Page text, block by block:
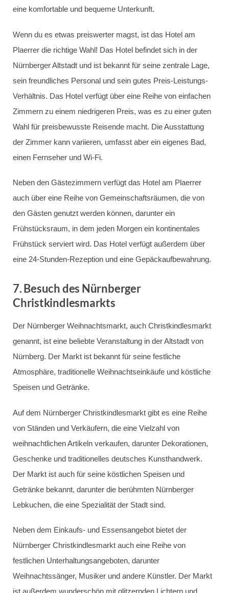
eine komfortable und bequeme Unterkunft.
Wenn du es etwas preiswerter magst, ist das Hotel am
Plaerrer die richtige Wahl! Das Hotel befindet sich in der
Nürnberger Altstadt und ist bekannt für seine zentrale Lage,
sein freundliches Personal und sein gutes Preis-Leistungs-
Verhältnis. Das Hotel verfügt über eine Reihe von einfachen
Zimmern zu einem niedrigeren Preis, was es zu einer guten
Wahl für preisbewusste Reisende macht. Die Ausstattung
der Zimmer kann variieren, umfasst aber ein eigenes Bad,
einen Fernseher und Wi-Fi.
Neben den Gästezimmern verfügt das Hotel am Plaerrer
auch über eine Reihe von Gemeinschaftsräumen, die von
den Gästen genutzt werden können, darunter ein
Frühstücksraum, in dem jeden Morgen ein kontinentales
Frühstück serviert wird. Das Hotel verfügt außerdem über
eine 24-Stunden-Rezeption und eine Gepäckaufbewahrung.
7.Besuch des Nürnberger
Christkindlesmarkts
Der Nürnberger Weihnachtsmarkt, auch Christkindlesmarkt
genannt, ist eine beliebte Veranstaltung in der Altstadt von
Nürnberg. Der Markt ist bekannt für seine festliche
Atmosphäre, traditionelle Weihnachtseinkäufe und köstliche
Speisen und Getränke.
Auf dem Nürnberger Christkindlesmarkt gibt es eine Reihe
von Ständen und Verkäufern, die eine Vielzahl von
weihnachtlichen Artikeln verkaufen, darunter Dekorationen,
Geschenke und traditionelles deutsches Kunsthandwerk.
Der Markt ist auch für seine köstlichen Speisen und
Getränke bekannt, darunter die berühmten Nürnberger
Lebkuchen, die eine Spezialität der Stadt sind.
Neben dem Einkaufs- und Essensangebot bietet der
Nürnberger Christkindlesmarkt auch eine Reihe von
festlichen Unterhaltungsangeboten, darunter
Weihnachtssänger, Musiker und andere Künstler. Der Markt